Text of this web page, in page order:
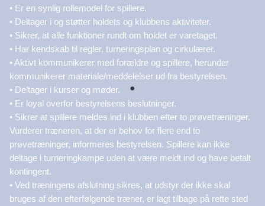
• Er en synlig rollemodel for spillere.
• Deltager i og støtter holdets og klubbens aktiviteter.
• Sikrer, at alle funktioner rundt om holdet er varetaget.
• Har kendskab til regler, turneringsplan og cirkulærer.
• Aktivt kommunikerer med forældre og spillere, herunder
kommunikerer materiale/meddelelser ud fra bestyrelsen.
• Deltager i kurser og møder.
• Er loyal overfor bestyrelsens beslutninger.
• Sikrer at spillere meldes ind i klubben efter to prøvetræninger.
Vurderer træneren, at der er behov for flere end to
prøvetræninger, informeres bestyrelsen. Spillere kan ikke
deltage i turneringkampe uden at være meldt ind og have betalt
kontingent.
• Ved træningens afslutning sikres, at udstyr der ikke skal
bruges af den efterfølgende træner, er lagt tilbage på rette sted